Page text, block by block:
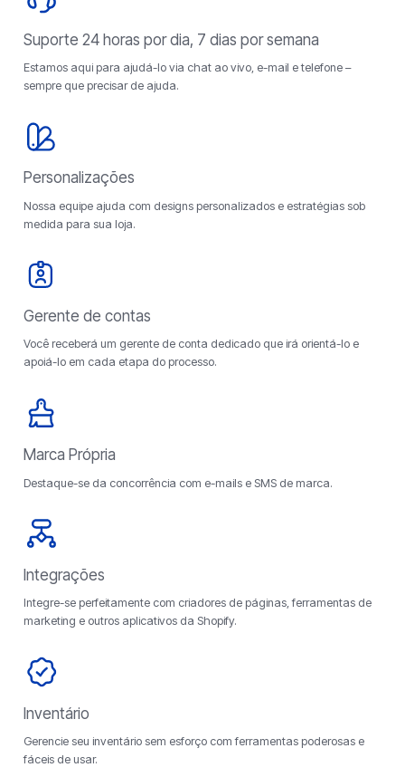
Suporte 24 horas por dia, 7 dias por semana
Estamos aqui para ajudá-lo via chat ao vivo, e-mail e telefone –
sempre que precisar de ajuda.
Personalizações
Nossa equipe ajuda com designs personalizados e estratégias sob
medida para sua loja.
Gerente de contas
Você receberá um gerente de conta dedicado que irá orientá-lo e
apoiá-lo em cada etapa do processo.
Marca Própria
Destaque-se da concorrência com e-mails e SMS de marca.
Integrações
Integre-se perfeitamente com criadores de páginas, ferramentas de
marketing e outros aplicativos da Shopify.
Inventário
Gerencie seu inventário sem esforço com ferramentas poderosas e
fáceis de usar.